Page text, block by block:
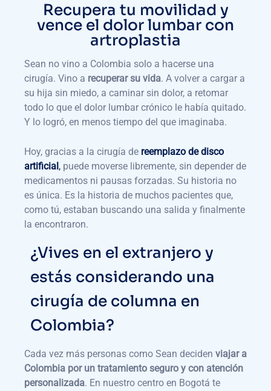
Recupera tu movilidad y
vence el dolor lumbar con
artroplastia
Sean no vino a Colombia solo a hacerse una
cirugía. Vino a recuperar su vida. A volver a cargar a
su hija sin miedo, a caminar sin dolor, a retomar
todo lo que el dolor lumbar crónico le había quitado.
Y lo logró, en menos tiempo del que imaginaba.
Hoy, gracias a la cirugía de reemplazo de disco
artificial, puede moverse libremente, sin depender de
medicamentos ni pausas forzadas. Su historia no
es única. Es la historia de muchos pacientes que,
como tú, estaban buscando una salida y finalmente
la encontraron.
¿Vives en el extranjero y
estás considerando una
cirugía de columna en
Colombia?
Cada vez más personas como Sean deciden viajar a
Colombia por un tratamiento seguro y con atención
personalizada. En nuestro centro en Bogotá te